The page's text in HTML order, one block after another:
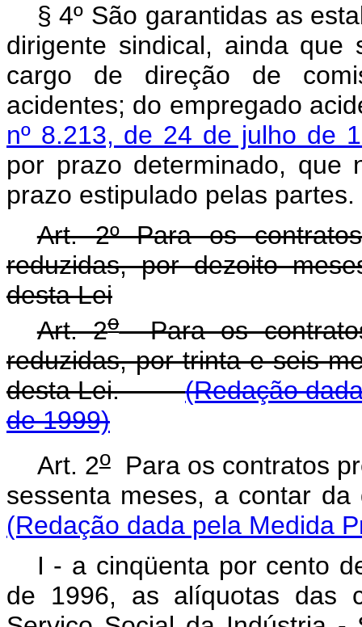
§ 4º São garantidas as
dirigente sindical, ainda que
cargo de direção de
acidentes; do empregado
nº 8.213, de 24 de julho de
por prazo determinado, que
prazo estipulado pelas partes.
Art. 2º Para os
reduzidas, por dezoito
desta Lei
Art. 2oPara os
reduzidas, por trinta e seis
desta Lei.(Redação
de 1999)
Art. 2oPara os contratos
sessenta meses, a contar
(Redação dada pela Medida
I - a cinqüenta por cento
de 1996, as alíquotas das